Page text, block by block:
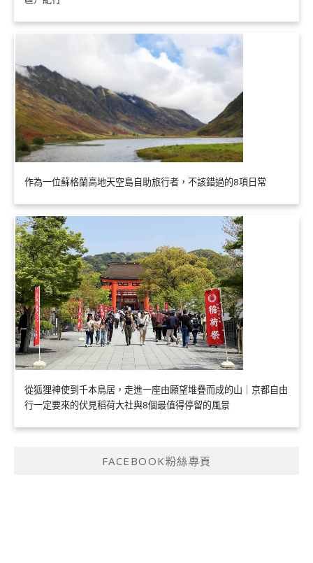
作為一位蘇格蘭高地天空島自助旅行者，不該錯過的8項日常
從狐狸神使到千本鳥居，走進一座由願望堆疊而成的山｜京都自由
行一定要來的伏見稻荷大社與8個最值得停留的風景
FACEBOOK粉絲專頁